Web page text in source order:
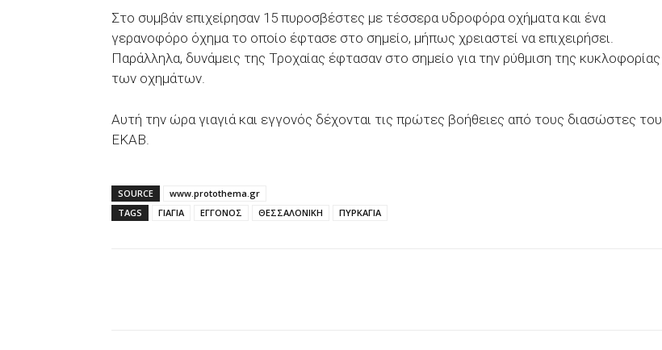
Στο συμβάν επιχείρησαν 15 πυροσβέστες με τέσσερα υδροφόρα οχήματα και ένα
γερανοφόρο όχημα το οποίο έφτασε στο σημείο, μήπως χρειαστεί να επιχειρήσει.
Παράλληλα, δυνάμεις της Τροχαίας έφτασαν στο σημείο για την ρύθμιση της κυκλοφορίας
των οχημάτων.
Αυτή την ώρα γιαγιά και εγγονός δέχονται τις πρώτες βοήθειες από τους διασώστες του
ΕΚΑΒ.
SOURCE
www.protothema.gr
TAGS
ΓΙΑΓΙΑ ΕΓΓΟΝΟΣ ΘΕΣΣΑΛΟΝΙΚΗ ΠΥΡΚΑΓΙΑ